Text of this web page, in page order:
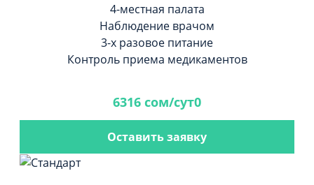
4-местная палата
Наблюдение врачом
3-х разовое питание
Контроль приема медикаментов
6316 сом/сут0
Оставить заявку